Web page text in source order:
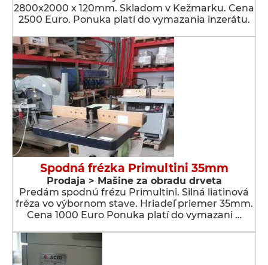
2800x2000 x 120mm. Skladom v Kežmarku. Cena
2500 Euro. Ponuka platí do vymazania inzerátu.
Spodná frézka Primultini 35mm
Prodaja > Мašine za obradu drveta
Predám spodnú frézu Primultini. Silná liatinová
fréza vo výbornom stave. Hriadeľ priemer 35mm.
Cena 1000 Euro Ponuka platí do vymazani …